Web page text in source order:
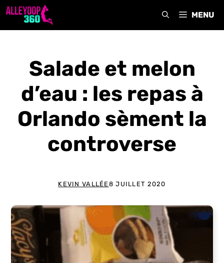
Aller
MENU
Salade et melon
d’eau : les repas à
Orlando sèment la
controverse
KEVIN VALLÉE 8 JUILLET 2020